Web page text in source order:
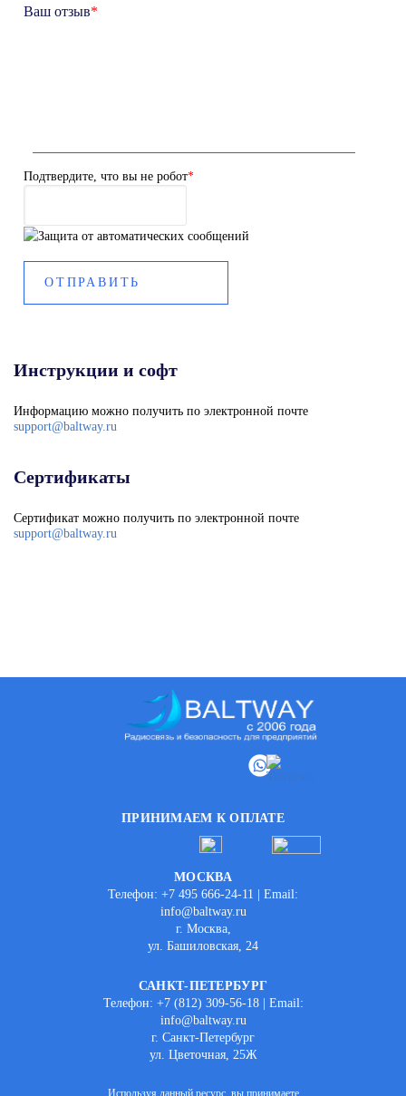
Ваш отзыв*
Подтвердите, что вы не робот*
Инструкции и софт
Информацию можно получить по электронной почте
support@baltway.ru
Сертификаты
Сертификат можно получить по электронной почте
support@baltway.ru
ПРИНИМАЕМ К ОПЛАТЕ
МОСКВА
Телефон: +7 495 666-24-11 | Email:
info@baltway.ru
г. Москва,
ул. Башиловская, 24
САНКТ-ПЕТЕРБУРГ
Телефон: +7 (812) 309-56-18 | Email:
info@baltway.ru
г. Санкт-Петербург
ул. Цветочная, 25Ж
Используя данный ресурс, вы принимаете